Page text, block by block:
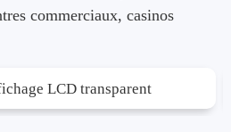
commerciaux, casinos